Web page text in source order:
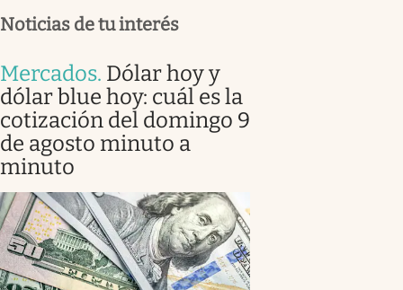
Noticias de tu interés
Mercados. Dólar hoy y
dólar blue hoy: cuál es la
cotización del domingo 9
de agosto minuto a
minuto